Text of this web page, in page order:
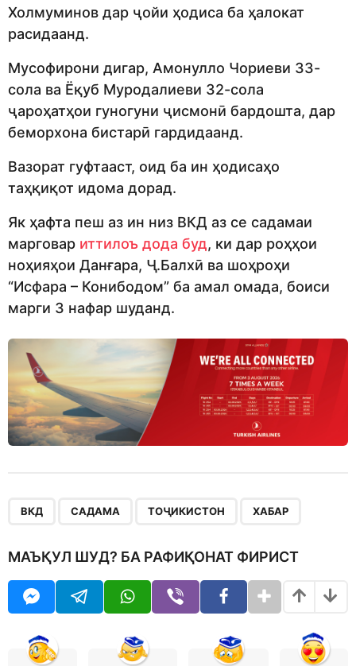
Холмуминов дар ҷойи ҳодиса ба ҳалокат
расидаанд.
Мусофирони дигар, Амонулло Чориеви 33-
сола ва Ёқуб Муродалиеви 32-сола
ҷароҳатҳои гуногуни ҷисмонӣ бардошта, дар
беморхона бистарӣ гардидаанд.
Вазорат гуфтааст, оид ба ин ҳодисаҳо
таҳқиқот идома дорад.
Як ҳафта пеш аз ин низ ВКД аз се садамаи
марговар иттилоъ дода буд, ки дар роҳҳои
ноҳияҳои Данғара, Ҷ.Балхӣ ва шоҳроҳи
“Исфара – Конибодом” ба амал омада, боиси
марги 3 нафар шуданд.
ВКД САДАМА ТОҶИКИСТОН ХАБАР
МАЪҚУЛ ШУД? БА РАФИҚОНАТ ФИРИСТ